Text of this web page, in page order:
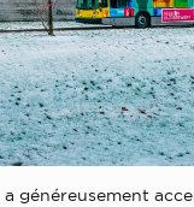
a généreusement